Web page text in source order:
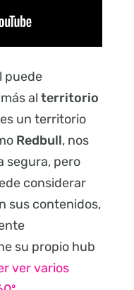
puede
al territorio
un territorio
Redbull, nos
segura, pero
considerar
sus contenidos,
su propio hub
ver varios